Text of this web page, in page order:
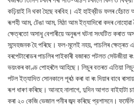
কঢ়িয়াই নি থকা হৈছে বৰবিহ। এই হাইব্রীড ফলৰ হেঁচাত
ৰূপহী আম, টেঙা আম, মিঠা আম ইত্যাদিৰো কদৰ নোহোৱা
ক্ষেত্ৰতো অসাধু বেপাৰীয়ে অনুৰূপ ঘটনা সংঘটিত কৰাত
সন্দেহজনক হৈ পৰিছে। ফল-মূলেই নহয়, পাচলিৰ
বৰপেটাৰোডৰ পাচলিৰ পাইকাৰী বজাৰত পটলত সেউজীয়া
ভয়ংকৰ কাণ্ড পোহৰলৈ আহিছে। লিচুৰ বতৰত এতিয়া
পটল ইত্যাদিত সোনকালে পূৰঠ কৰা বা ৰং দিয়াৰ বাবে
ৰূপ ধাৰণ কৰিছে। আনহে নালাগে, দুদিন আগত বাইহাটা
কৰা ২০ কেজি ভেজাল পনীৰ জব্দ কৰিছে প্রশাসনে।